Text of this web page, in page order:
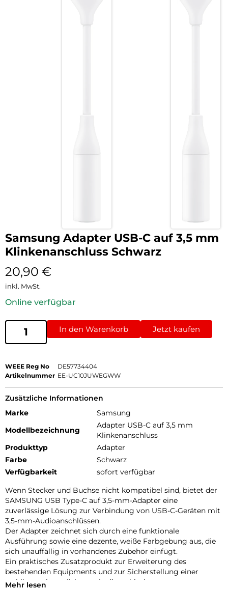
Samsung Adapter USB-C auf 3,5 mm
Klinkenanschluss Schwarz
20,90 €
inkl. MwSt.
Online verfügbar
In den Warenkorb Jetzt kaufen
WEEE Reg No
DE57734404
Artikelnummer EE-UC10JUWEGWW
Zusätzliche Informationen
Marke
Samsung
Modellbezeichnung
Adapter USB-C auf 3,5 mm
Klinkenanschluss
Produkttyp
Adapter
Farbe
Schwarz
Verfügbarkeit
sofort verfügbar
Wenn Stecker und Buchse nicht kompatibel sind, bietet der
SAMSUNG USB Type-C auf 3,5-mm-Adapter eine
zuverlässige Lösung zur Verbindung von USB-C-Geräten mit
3,5-mm-Audioanschlüssen.
Der Adapter zeichnet sich durch eine funktionale
Ausführung sowie eine dezente, weiße Farbgebung aus, die
sich unauffällig in vorhandenes Zubehör einfügt.
Ein praktisches Zusatzprodukt zur Erweiterung des
bestehenden Equipments und zur Sicherstellung einer
stabilen, unkomplizierten Audioverbindung.
Mehr lesen